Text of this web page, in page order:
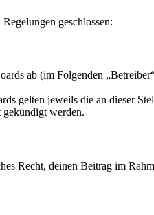
geschlossen:
ab (im Folgenden
gelten jeweils die an dieser
gekündigt werden.
Recht, deinen Beitrag im